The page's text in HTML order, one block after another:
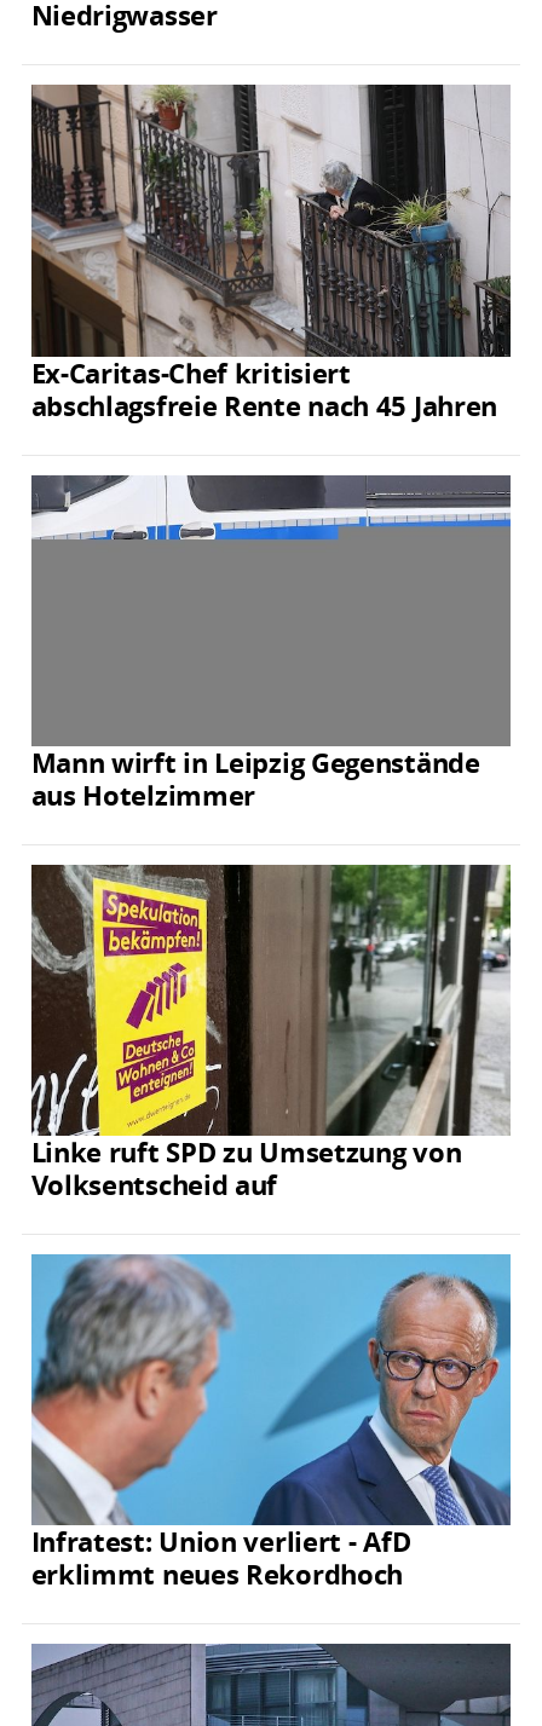
Niedrigwasser
Ex-Caritas-Chef kritisiert
abschlagsfreie Rente nach 45 Jahren
Mann wirft in Leipzig Gegenstände
aus Hotelzimmer
Linke ruft SPD zu Umsetzung von
Volksentscheid auf
Infratest: Union verliert - AfD
erklimmt neues Rekordhoch